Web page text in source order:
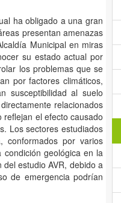
ha obligado a una gran
presentan amenazas
Municipal en miras
su estado actual por
los problemas que se
por factores climáticos,
susceptibilidad al suelo
relacionados
el efecto causado
Los sectores estudiados
conformados por varios
geológica en la
estudio AVR, debido a
de emergencia podrían